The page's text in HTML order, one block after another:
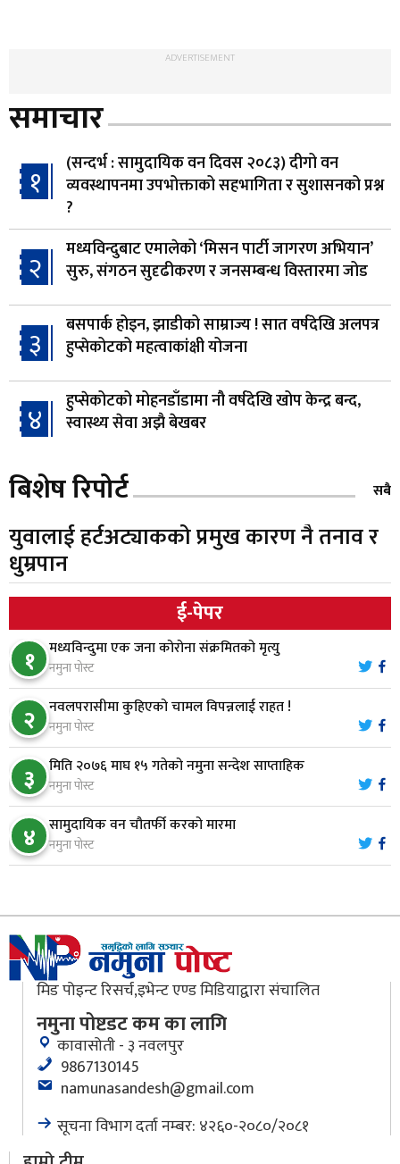
ADVERTISEMENT
समाचार
१
(सन्दर्भ : सामुदायिक वन दिवस २०८३) दीगो वन
व्यवस्थापनमा उपभोक्ताको सहभागिता र सुशासनको प्रश्न
?
२
मध्यविन्दुबाट एमालेको ‘मिसन पार्टी जागरण अभियान’
सुरु, संगठन सुदृढीकरण र जनसम्बन्ध विस्तारमा जोड
३
बसपार्क होइन, झाडीको साम्राज्य ! सात वर्षदेखि अलपत्र
हुप्सेकोटको महत्वाकांक्षी योजना
४
हुप्सेकोटको मोहनडाँडामा नौ वर्षदेखि खोप केन्द्र बन्द,
स्वास्थ्य सेवा अझै बेखबर
५ हाम्रो चेतना, नेतृत्व, सभ्यता र भविष्य
६
गैँडाको आतंकः बगुवनमा किसानको धानबाली नष्ट,
७
स्थापनाको एक दशकपछि विनयी त्रिवेणीको आफ्नै
प्रशासकीय भवनको शिलान्यास
८
भरतपुर अस्पतालद्वारा आइसियुमा प्रतिक्षारत बिरामीको
नाम ‘डिस्प्ले बोर्ड’मा
९ नारायणघाट–बुटवल सडकमा ‘क्यानोपी ब्रिज’ निर्माण
१०
मौलाकालिकाको १८८२ खुड्किला : आस्था र आरोग्यको‘
बिशेष रिपोर्ट सबै
युवालाई हर्टअट्याकको प्रमुख कारण नै तनाव र
धुम्रपान
ई-पेपर
१ मध्यविन्दुमा एक जना कोरोना संक्रमितको मृत्यु
नमुना पोस्ट
२ नवलपरासीमा कुहिएको चामल विपन्नलाई राहत !
नमुना पोस्ट
३ मिति २०७६ माघ १५ गतेको नमुना सन्देश साप्ताहिक
नमुना पोस्ट
४ सामुदायिक वन चौतर्फी करको मारमा
नमुना पोस्ट
मिड पोइन्ट रिसर्च,इभेन्ट एण्ड मिडियाद्वारा संचालित
नमुना पोष्टडट कम का लागि
कावासोती - ३ नवलपुर
9867130145
namunasandesh@gmail.com
सूचना विभाग दर्ता नम्बर: ४२६०-२०८०/२०८१